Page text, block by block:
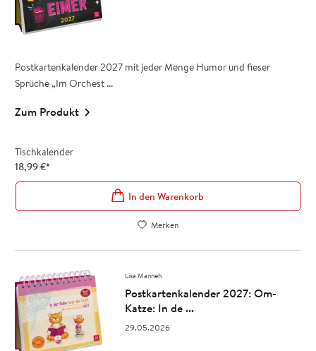
Postkartenkalender 2027 mit jeder Menge Humor und fieser
Sprüche „Im Orchest ...
Zum Produkt
Tischkalender
18,99€*
In den Warenkorb
Merken
Lisa Manneh
Postkartenkalender 2027: Om-
Katze: In de ...
29.05.2026